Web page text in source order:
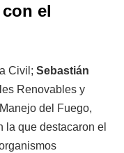
el
Civil; Sebastián
Renovables y
del Fuego,
la que destacaron el